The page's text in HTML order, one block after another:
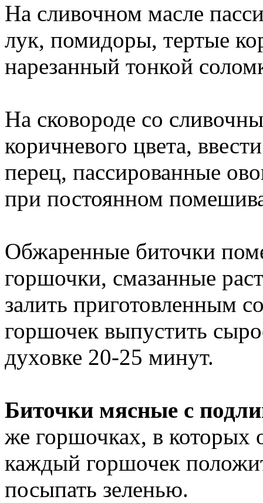
На сливочном масле
лук, помидоры, тертые
нарезанный тонкой
На сковороде со
коричневого цвета,
перец, пассированные
при постоянном
Обжаренные биточки
горшочки, смазанные
залить приготовленным
горшочек выпустить
духовке 20-25 минут.
Биточки мясные с
же горшочках, в которых
каждый горшочек
посыпать зеленью.